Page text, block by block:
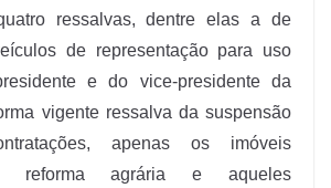
ressalvas, dentre elas a de
de representação para uso
e do vice-presidente da
vigente ressalva da suspensão
apenas os imóveis
reforma agrária e aqueles